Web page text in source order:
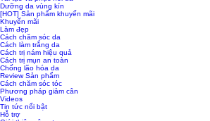
Dưỡng da vùng kín
[HOT] Sản phẩm khuyến mãi
Khuyến mãi
Làm đẹp
Cách chăm sóc da
Cách làm trắng da
Cách trị nám hiệu quả
Cách trị mụn an toàn
Chống lão hóa da
Review Sản phẩm
Cách chăm sóc tóc
Phương pháp giảm cân
Videos
Tin tức nổi bật
Hỗ trợ